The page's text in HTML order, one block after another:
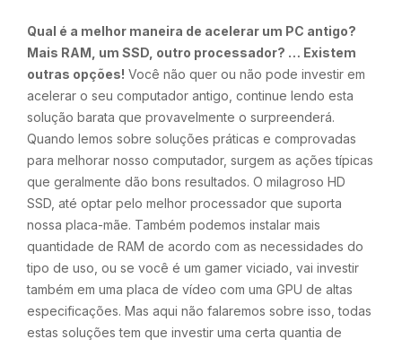
Qual é a melhor maneira de acelerar um PC antigo?
Mais RAM, um SSD, outro processador? … Existem
outras opções! Você não quer ou não pode investir em
acelerar o seu computador antigo, continue lendo esta
solução barata que provavelmente o surpreenderá.
Quando lemos sobre soluções práticas e comprovadas
para melhorar nosso computador, surgem as ações típicas
que geralmente dão bons resultados. O milagroso HD
SSD, até optar pelo melhor processador que suporta
nossa placa-mãe. Também podemos instalar mais
quantidade de RAM de acordo com as necessidades do
tipo de uso, ou se você é um gamer viciado, vai investir
também em uma placa de vídeo com uma GPU de altas
especificações. Mas aqui não falaremos sobre isso, todas
estas soluções tem que investir uma certa quantia de